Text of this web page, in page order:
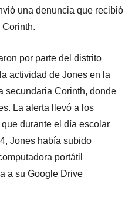
una denuncia que recibió
por parte del distrito
actividad de Jones en la
secundaria Corinth, donde
La alerta llevó a los
durante el día escolar
Jones había subido
portátil
a su Google Drive